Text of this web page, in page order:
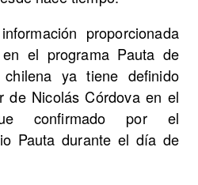
proporcionada
el programa Pauta de
ya tiene definido
de Nicolás Córdova en el
confirmado por el
Pauta durante el día de